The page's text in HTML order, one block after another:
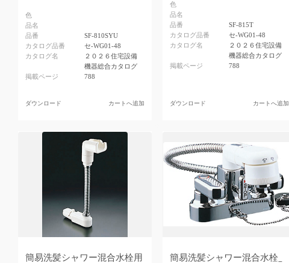
色
品名
品番
SF-810SYU
カタログ品番
セ-WG01-48
カタログ名
２０２６住宅設備
機器総合カタログ
掲載ページ
788
ダウンロード カートへ追加
色
品名
品番
SF-815T
カタログ品番
セ-WG01-48
カタログ名
２０２６住宅設備
機器総合カタログ
掲載ページ
788
ダウンロード カートへ追加
簡易洗髪シャワー混合水栓用
簡易洗髪シャワー混合水栓_